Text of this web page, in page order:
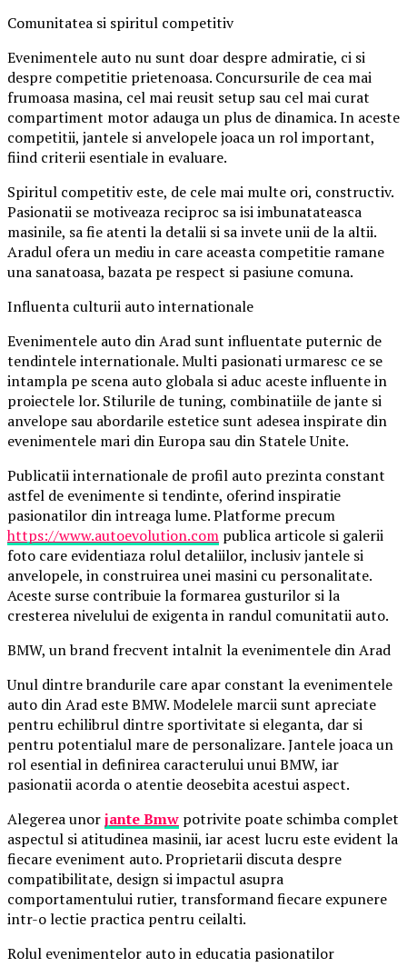
Comunitatea si spiritul competitiv
Evenimentele auto nu sunt doar despre admiratie, ci si
despre competitie prietenoasa. Concursurile de cea mai
frumoasa masina, cel mai reusit setup sau cel mai curat
compartiment motor adauga un plus de dinamica. In aceste
competitii, jantele si anvelopele joaca un rol important,
fiind criterii esentiale in evaluare.
Spiritul competitiv este, de cele mai multe ori, constructiv.
Pasionatii se motiveaza reciproc sa isi imbunatateasca
masinile, sa fie atenti la detalii si sa invete unii de la altii.
Aradul ofera un mediu in care aceasta competitie ramane
una sanatoasa, bazata pe respect si pasiune comuna.
Influenta culturii auto internationale
Evenimentele auto din Arad sunt influentate puternic de
tendintele internationale. Multi pasionati urmaresc ce se
intampla pe scena auto globala si aduc aceste influente in
proiectele lor. Stilurile de tuning, combinatiile de jante si
anvelope sau abordarile estetice sunt adesea inspirate din
evenimentele mari din Europa sau din Statele Unite.
Publicatii internationale de profil auto prezinta constant
astfel de evenimente si tendinte, oferind inspiratie
pasionatilor din intreaga lume. Platforme precum
https://www.autoevolution.com publica articole si galerii
foto care evidentiaza rolul detaliilor, inclusiv jantele si
anvelopele, in construirea unei masini cu personalitate.
Aceste surse contribuie la formarea gusturilor si la
cresterea nivelului de exigenta in randul comunitatii auto.
BMW, un brand frecvent intalnit la evenimentele din Arad
Unul dintre brandurile care apar constant la evenimentele
auto din Arad este BMW. Modelele marcii sunt apreciate
pentru echilibrul dintre sportivitate si eleganta, dar si
pentru potentialul mare de personalizare. Jantele joaca un
rol esential in definirea caracterului unui BMW, iar
pasionatii acorda o atentie deosebita acestui aspect.
Alegerea unorjante Bmw potrivite poate schimba complet
aspectul si atitudinea masinii, iar acest lucru este evident la
fiecare eveniment auto. Proprietarii discuta despre
compatibilitate, design si impactul asupra
comportamentului rutier, transformand fiecare expunere
intr-o lectie practica pentru ceilalti.
Rolul evenimentelor auto in educatia pasionatilor